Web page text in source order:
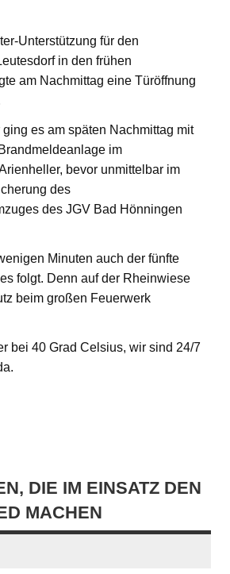
Unterstützung für den
in den frühen
am Nachmittag eine Türöffnung
es am späten Nachmittag mit
im
bevor unmittelbar im
des
des JGV Bad Hönningen
Minuten auch der fünfte
folgt. Denn auf der Rheinwiese
beim großen Feuerwerk
bei 40 Grad Celsius, wir sind 24/7
DIE IM EINSATZ DEN
MACHEN